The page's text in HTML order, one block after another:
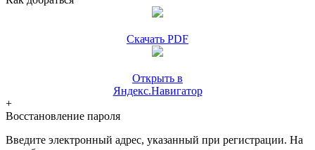
Скачать PDF
Открыть в
Яндекс.Навигатор
+
Восстановление пароля
Введите электронный адрес, указанный при регистрации. На